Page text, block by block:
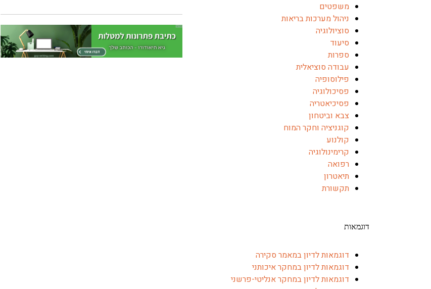
משפטים
ניהול מערכות בריאות
סוציולוגיה
סיעוד
ספרות
עבודה סוציאלית
פילוסופיה
פסיכולוגיה
פסיכיאטריה
צבא וביטחון
קוגניציה וחקר המוח
קולנוע
קרימינולוגיה
רפואה
תיאטרון
תקשורת
דוגמאות
דוגמאות לדיון במאמר סקירה
דוגמאות לדיון במחקר איכותני
דוגמאות לדיון במחקר אנליטי-פרשני